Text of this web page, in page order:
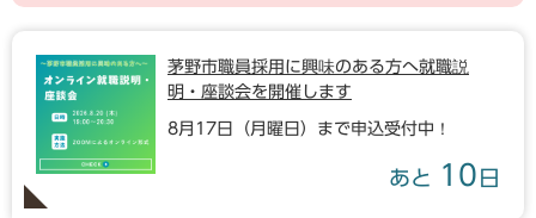
茅野市職員採用に興味のある方へ就職説
明・座談会を開催します
8月17日（月曜日）まで申込受付中！
あと 10 日